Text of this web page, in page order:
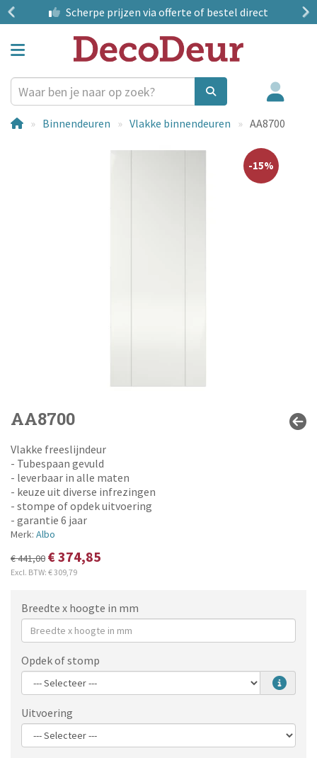
Scherpe prijzen via offerte of bestel direct
Binnendeuren Vlakke binnendeuren AA8700
-15%
AA8700
Vlakke freeslijndeur
- Tubespaan gevuld
- leverbaar in alle maten
- keuze uit diverse infrezingen
- stompe of opdek uitvoering
- garantie 6 jaar
Merk: Albo
€ 441,00 € 374,85
Excl. BTW: € 309,79
Breedte x hoogte in mm
Opdek of stomp
Uitvoering